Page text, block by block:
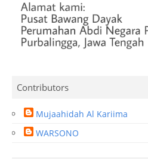
Contributors
Mujaahidah Al Kariima
WARSONO